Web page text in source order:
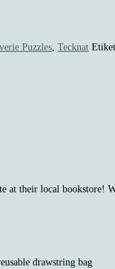
Puzzles Tecknat
at their local bookstore!
drawstring bag